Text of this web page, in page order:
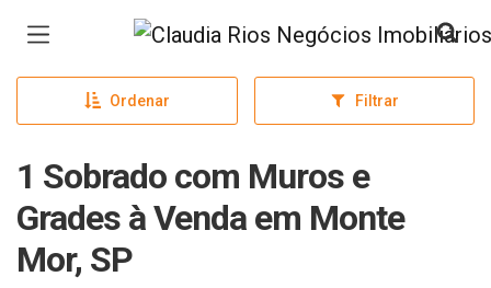
Página inicial
Ordenar Filtrar
1 Sobrado com Muros e
Grades à Venda em Monte
Mor, SP